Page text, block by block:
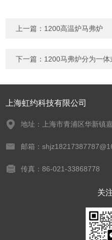
上一篇： 1200高温炉马弗炉
下一篇： 1200马弗炉分为一体
上海虹约科技有限公司
地址：上海市青浦区华新镇
邮箱：
传真：86-021-33868778
关